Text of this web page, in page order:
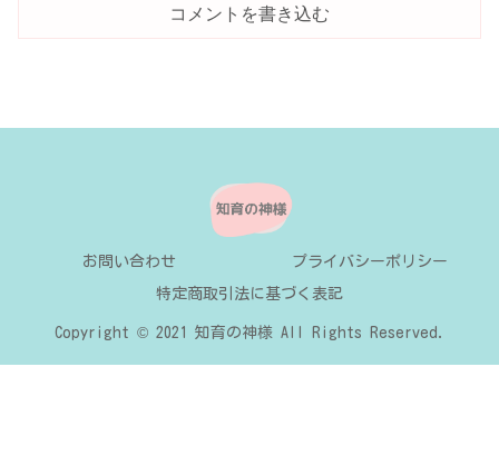
コメントを書き込む
お問い合わせ プライバシーポリシー
特定商取引法に基づく表記
Copyright © 2021 知育の神様 All Rights Reserved.